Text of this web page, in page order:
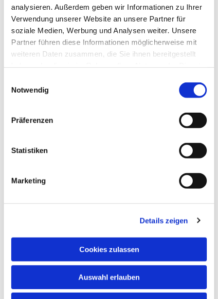
analysieren. Außerdem geben wir Informationen zu Ihrer
Verwendung unserer Website an unsere Partner für
soziale Medien, Werbung und Analysen weiter. Unsere
Partner führen diese Informationen möglicherweise mit
weiteren Daten zusammen, die Sie ihnen bereitgestellt
Notwendig
Präferenzen
Statistiken
Marketing
Details zeigen
Cookies zulassen
Auswahl erlauben
Dies könnte Sie auch